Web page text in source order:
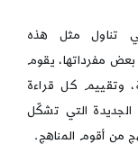
تناول مثل هذه
مفرداتها، يقوم
وتقييم كل قراءة
الجديدة التي تشكّل
من أقوم المناهج.